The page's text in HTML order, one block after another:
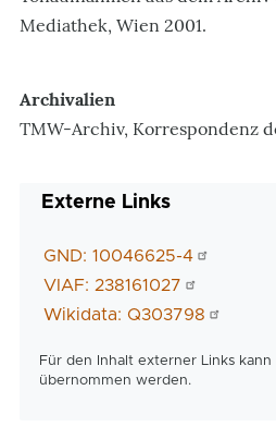
Mediathek, Wien 2001.
Archivalien
TMW-Archiv, Korrespondenz
Externe Links
GND: 10046625-4
VIAF: 238161027
Wikidata: Q303798
Für den Inhalt externer Links
übernommen werden.